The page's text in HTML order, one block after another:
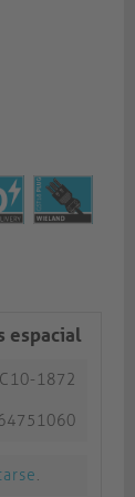
espacial
1872
.